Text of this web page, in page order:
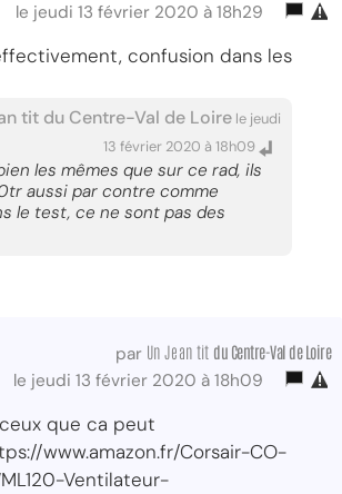
le jeudi 13 février 2020 à 18h29
confusion dans les
tit du Centre-Val de Loire le jeudi
13 février 2020 à 18h09
les mêmes que sur ce rad, ils
aussi par contre comme
le test, ce ne sont pas des
par Un Jean tit du Centre-Val de Loire
le jeudi 13 février 2020 à 18h09
que ca peut
www.amazon.fr/Corsair-CO-
Ventilateur-